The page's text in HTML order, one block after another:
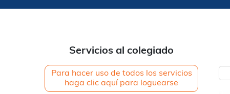
Servicios al colegiado
Para hacer uso de todos los servicios
haga clic aquí para loguearse